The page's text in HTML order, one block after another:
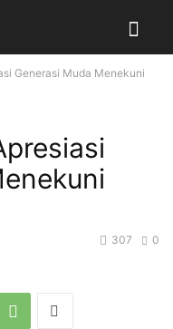
Generasi Muda Menekuni
0
307